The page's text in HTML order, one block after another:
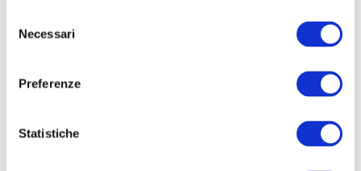
delNecessari
Preferenze
Statistiche
Desideriamo abbattere alcune pareti per
ampliare la
parquet in legno
l'illuminazione e
Il costo totale stimato di queste migliorie è di circa